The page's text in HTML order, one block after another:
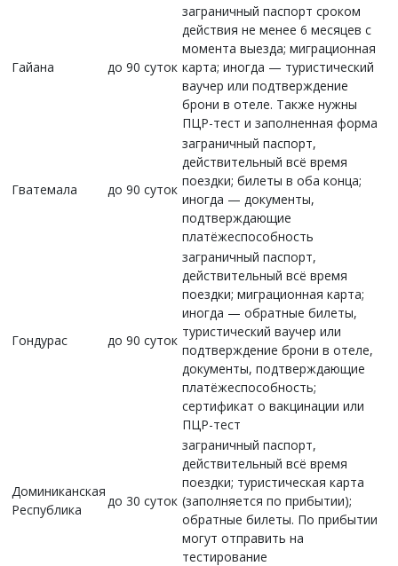
Гайана до 90 суток
заграничный паспорт сроком
действия не менее 6 месяцев с
момента выезда; миграционная
карта; иногда — туристический
ваучер или подтверждение
брони в отеле. Также нужны
ПЦР-тест и заполненная форма
Гватемала до 90 суток
заграничный паспорт,
действительный всё время
поездки; билеты в оба конца;
иногда — документы,
подтверждающие
платёжеспособность
Гондурас до 90 суток
заграничный паспорт,
действительный всё время
поездки; миграционная карта;
иногда — обратные билеты,
туристический ваучер или
подтверждение брони в отеле,
документы, подтверждающие
платёжеспособность;
сертификат о вакцинации или
ПЦР-тест
Доминиканская
Республика
до 30 суток
заграничный паспорт,
действительный всё время
поездки; туристическая карта
(заполняется по прибытии);
обратные билеты. По прибытии
могут отправить на
тестирование